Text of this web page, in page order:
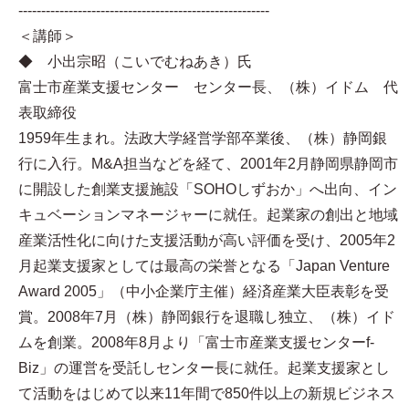
-------------------------------------------------------
＜講師＞
◆ 小出宗昭（こいでむねあき）氏
富士市産業支援センター センター長、（株）イドム 代
表取締役
1959年生まれ。法政大学経営学部卒業後、（株）静岡銀
行に入行。M&A担当などを経て、2001年2月静岡県静岡市
に開設した創業支援施設「SOHOしずおか」へ出向、イン
キュベーションマネージャーに就任。起業家の創出と地域
産業活性化に向けた支援活動が高い評価を受け、2005年2
月起業支援家としては最高の栄誉となる「Japan Venture
Award 2005」（中小企業庁主催）経済産業大臣表彰を受
賞。2008年7月（株）静岡銀行を退職し独立、（株）イド
ムを創業。2008年8月より「富士市産業支援センターf-
Biz」の運営を受託しセンター長に就任。起業支援家とし
て活動をはじめて以来11年間で850件以上の新規ビジネス